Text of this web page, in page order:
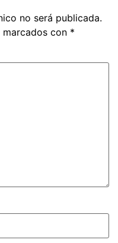
no será publicada.
con *